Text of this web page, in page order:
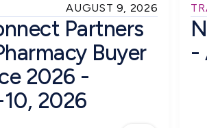
AUGUST 9, 2026
Partners
Buyer
2026 -
2026
-